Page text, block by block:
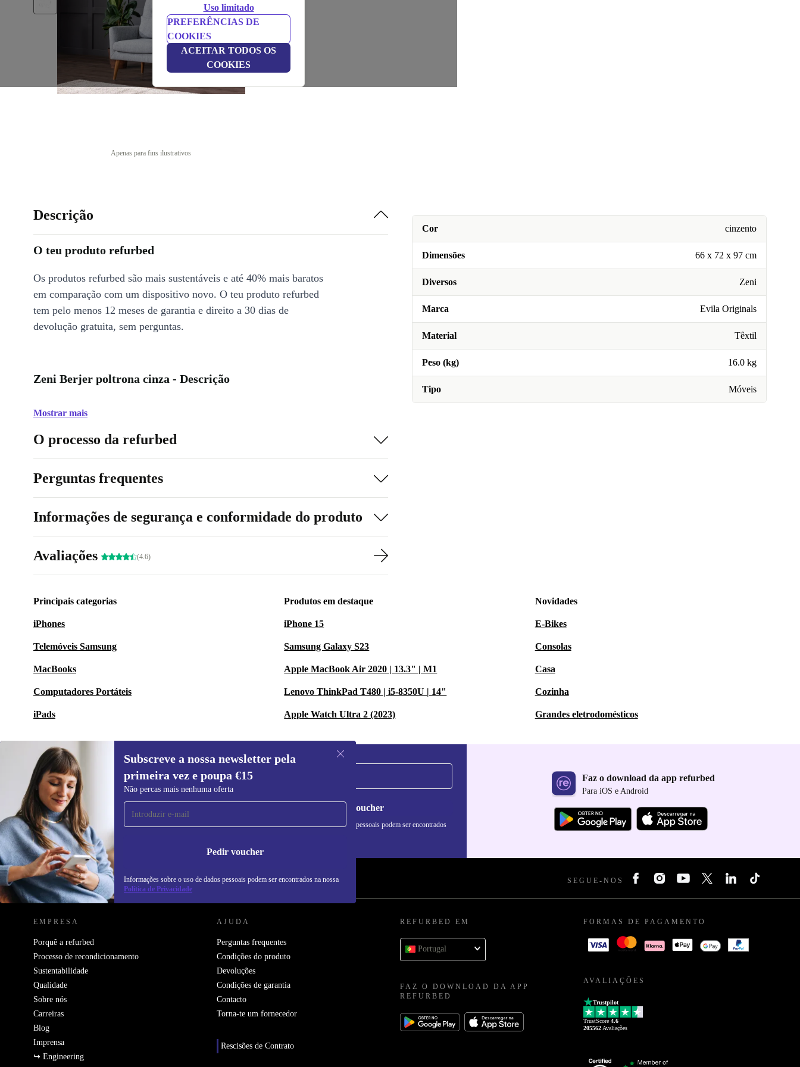
Uso limitado
PREFERÊNCIAS DE
COOKIES
ACEITAR TODOS OS
COOKIES
Apenas para fins ilustrativos
Cor cinzento
Dimensões 66 x 72 x 97 cm
Diversos Zeni
Marca Evila Originals
Material Têxtil
Peso (kg) 16.0 kg
Tipo Móveis
Descrição
O teu produto refurbed
Os produtos refurbed são mais sustentáveis e até 40% mais baratos
em comparação com um dispositivo novo. O teu produto refurbed
tem pelo menos 12 meses de garantia e direito a 30 dias de
devolução gratuita, sem perguntas.
Zeni Berjer poltrona cinza - Descrição
Mostrar mais
O processo da refurbed
Perguntas frequentes
Informações de segurança e conformidade do produto
Avaliações (4.6)
Principais categorias
iPhones
Telemóveis Samsung
MacBooks
Computadores Portáteis
iPads
Produtos em destaque
iPhone 15
Samsung Galaxy S23
Apple MacBook Air 2020 | 13.3" | M1
Lenovo ThinkPad T480 | i5-8350U | 14"
Apple Watch Ultra 2 (2023)
Novidades
E-Bikes
Consolas
Casa
Cozinha
Grandes eletrodomésticos
Subscreve a nossa newsletter pela
primeira vez e poupa €15
Não percas mais nenhuma oferta
Pedir voucher
Informações sobre o uso de dados pessoais podem ser encontrados na nossa
Política de Privacidade
Subscreve a nossa newsletter pela
primeira vez e poupa 15€!
Não percas mais nenhuma oferta.
Pedir voucher
Informações sobre o uso de dados pessoais podem ser encontrados
Faz o download da app refurbed
Para iOS e Android
REFURBED PORTUGAL - RETHINK NEW. SEGUE-NOS
EMPRESA
Porquê a refurbed
Processo de recondicionamento
Sustentabilidade
Qualidade
Sobre nós
Carreiras
Blog
Imprensa
↪ Engineering
AJUDA
Perguntas frequentes
Condições do produto
Devoluções
Condições de garantia
Contacto
Torna-te um fornecedor
Rescisões de Contrato
REFURBED EM
Portugal
FAZ O DOWNLOAD DA APP
REFURBED
FORMAS DE PAGAMENTO
AVALIAÇÕES
Trustpilot
TrustScore 4.6
205562 Avaliações